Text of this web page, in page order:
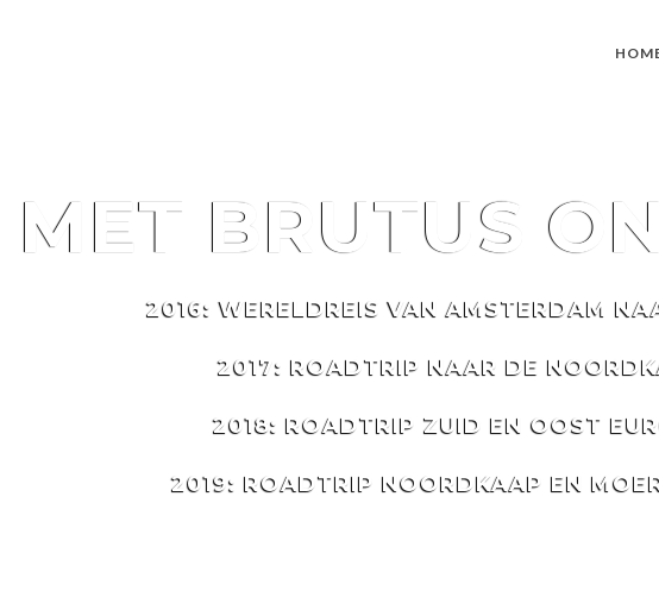
MET BRUTUS
2016: WERELDREIS VAN AMSTERDAM
2017: ROADTRIP NAAR DE
2018: ROADTRIP ZUID EN OOST
2019: ROADTRIP NOORDKAAP EN